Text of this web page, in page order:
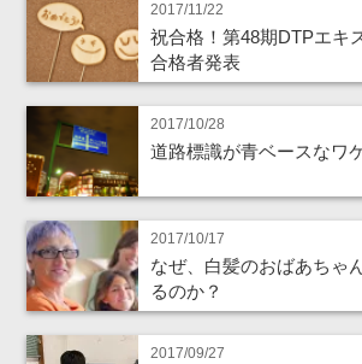
2017/11/22
祝合格！第48期DTPエキ
合格者発表
2017/10/28
道路標識が青ベースなワ
2017/10/17
なぜ、白髪のおばあちゃ
るのか？
2017/09/27